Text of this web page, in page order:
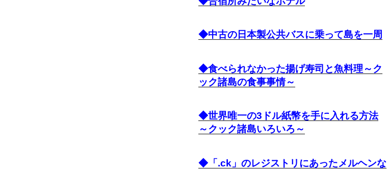
◆中古の日本製公共バスに乗って島を一周
◆食べられなかった揚げ寿司と魚料理～ク
ック諸島の食事事情～
◆世界唯一の3ドル紙幣を手に入れる方法
～クック諸島いろいろ～
◆「.ck」のレジストリにあったメルヘンな